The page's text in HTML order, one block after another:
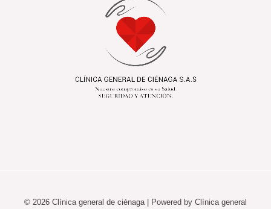
© 2026 Clínica general de ciénaga | Powered by Clínica general